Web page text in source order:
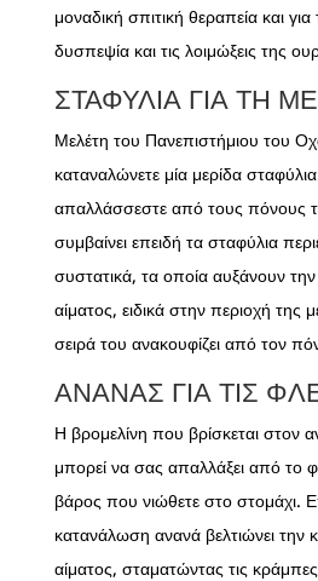
μοναδική σπιτική θεραπεία και
δυσπεψία και τις λοιμώξεις της
ΣΤΑΦΎΛΙΑ ΓΙΑ ΤΗ
Μελέτη του Πανεπιστήμιου του
καταναλώνετε μία μερίδα
απαλλάσσεστε από τους πόνους
συμβαίνει επειδή τα σταφύλια
συστατικά, τα οποία αυξάνουν
αίματος, ειδικά στην περιοχή της
σειρά του ανακουφίζει από τον
ΑΝΑΝΆΣ ΓΙΑ ΤΙΣ
Η βρομελίνη που βρίσκεται στον
μπορεί να σας απαλλάξει από το
βάρος που νιώθετε στο στομάχι.
κατανάλωση ανανά βελτιώνει την
αίματος, σταματώντας τις κράμπες